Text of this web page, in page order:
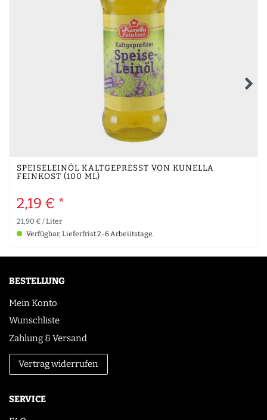
SPEISELEINÖL KALTGEPRESST VON KUNELLA
FEINKOST (100 ML)
2,19 € *
21,90 € / Liter
Verfügbar, Lieferfrist 2-6 Arbeiitstage.
BESTELLUNG
Mein Konto
Wunschliste
Zahlung & Versand
Vertrag widerrufen
SERVICE